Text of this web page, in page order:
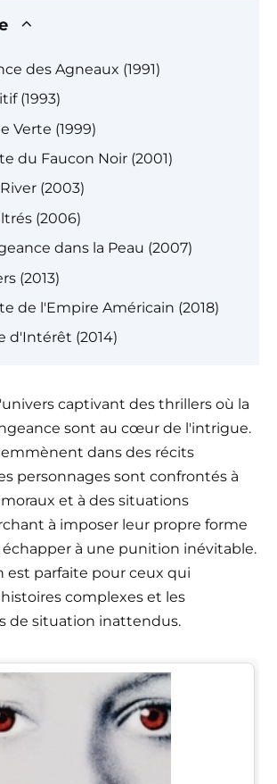
des Agneaux (1991)
(1993)
Verte (1999)
du Faucon Noir (2001)
(2003)
(2006)
dans la Peau (2007)
(2013)
de l'Empire Américain (2018)
d'Intérêt (2014)
captivant des thrillers où la
sont au cœur de l'intrigue.
dans des récits
personnages sont confrontés à
et à des situations
à imposer leur propre forme
à une punition inévitable.
est parfaite pour ceux qui
complexes et les
de situation inattendus.